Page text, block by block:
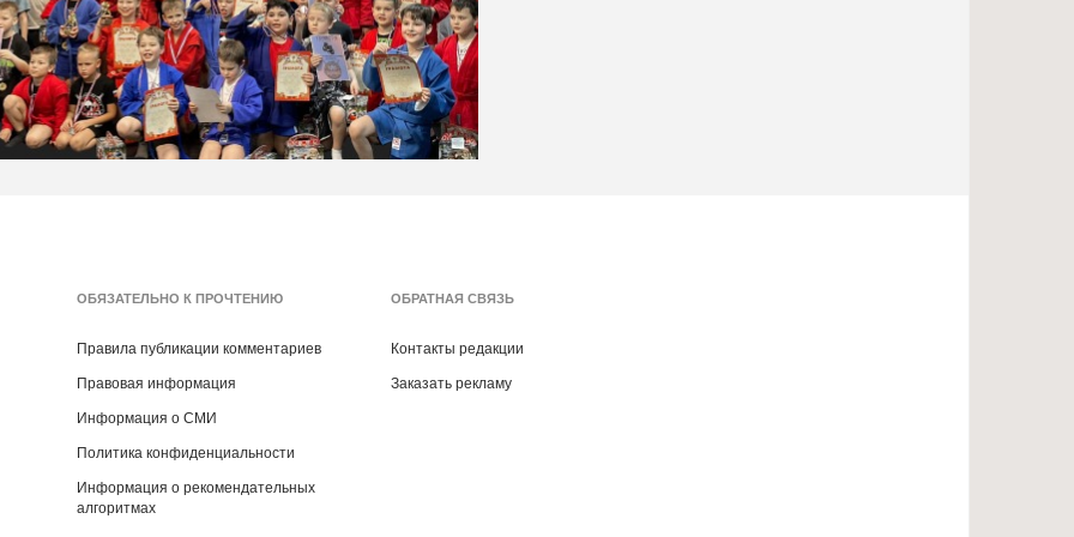
ОБЯЗАТЕЛЬНО К ПРОЧТЕНИЮ
Правила публикации комментариев
Правовая информация
Информация о СМИ
Политика конфиденциальности
Информация о рекомендательных
алгоритмах
ОБРАТНАЯ СВЯЗЬ
Контакты редакции
Заказать рекламу